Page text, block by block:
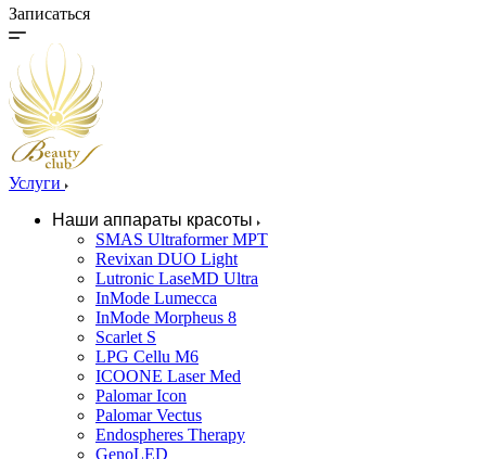
Записаться
Услуги
Наши аппараты красоты
SMAS Ultraformer MPT
Revixan DUO Light
Lutronic LaseMD Ultra
InMode Lumecca
InMode Morpheus 8
Scarlet S
LPG Cellu M6
ICOONE Laser Med
Palomar Icon
Palomar Vectus
Endospheres Therapy
GenoLED